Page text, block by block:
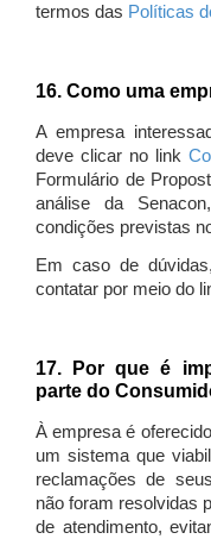
termos das Políticas
16. Como uma
A empresa
deve clicar no link
Formulário de
análise da
condições previstas
Em caso de
contatar por meio do
17. Por que é
parte do
À empresa é
um sistema que
reclamações de
não foram resolvidas
de atendimento,